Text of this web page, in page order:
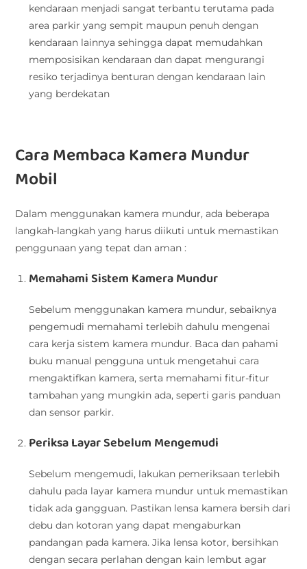
kendaraan menjadi sangat terbantu terutama pada
area parkir yang sempit maupun penuh dengan
kendaraan lainnya sehingga dapat memudahkan
memposisikan kendaraan dan dapat mengurangi
resiko terjadinya benturan dengan kendaraan lain
yang berdekatan
Cara Membaca Kamera Mundur
Mobil
Dalam menggunakan kamera mundur, ada beberapa
langkah-langkah yang harus diikuti untuk memastikan
penggunaan yang tepat dan aman :
Memahami Sistem Kamera Mundur
Sebelum menggunakan kamera mundur, sebaiknya
pengemudi memahami terlebih dahulu mengenai
cara kerja sistem kamera mundur. Baca dan pahami
buku manual pengguna untuk mengetahui cara
mengaktifkan kamera, serta memahami fitur-fitur
tambahan yang mungkin ada, seperti garis panduan
dan sensor parkir.
Periksa Layar Sebelum Mengemudi
Sebelum mengemudi, lakukan pemeriksaan terlebih
dahulu pada layar kamera mundur untuk memastikan
tidak ada gangguan. Pastikan lensa kamera bersih dari
debu dan kotoran yang dapat mengaburkan
pandangan pada kamera. Jika lensa kotor, bersihkan
dengan secara perlahan dengan kain lembut agar